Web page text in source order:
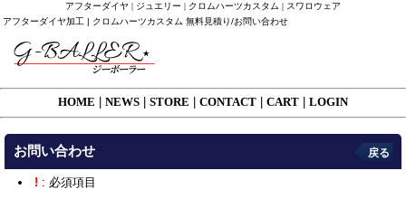
アフターダイヤ | ジュエリー | クロムハーツカスタム | スワロウェア
アフターダイヤ加工 | クロムハーツカスタム 無料見積り/お問い合わせ
HOME NEWS STORE CONTACT CART LOGIN
お問い合わせ 戻る
! : 必須項目